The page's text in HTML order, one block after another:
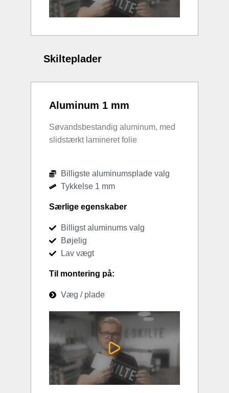
Skilteplader
Aluminum 1 mm
Søvandsbestandig aluminum, med
slidstærkt lamineret folie
Billigste aluminumsplade valg
Tykkelse 1 mm
Særlige egenskaber
Billigst aluminums valg
Bøjelig
Lav vægt
Til montering på:
Væg / plade